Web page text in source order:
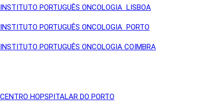
INSTITUTO PORTUGUÊS ONCOLOGIA LISBOA
INSTITUTO PORTUGUÊS ONCOLOGIA PORTO
INSTITUTO PORTUGUÊS ONCOLOGIA COIMBRA
CENTRO HOPSPITALAR DO PORTO